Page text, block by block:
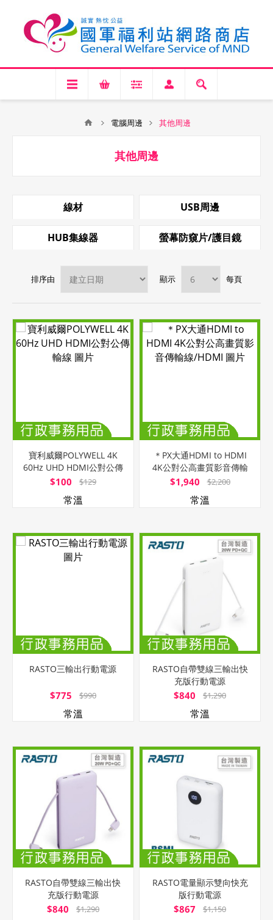
電腦周邊 其他周邊
其他周邊
線材 USB周邊
HUB集線器 螢幕防窺片/護目鏡
排序由 顯示 每頁
寶利威爾POLYWELL 4K
60Hz UHD HDMI公對公傳
輸線
$100 $129
常溫
＊PX大通HDMI to HDMI
4K公對公高畫質影音傳輸
線/HDMI
$1,940 $2,200
常溫
RASTO三輸出行動電源
$775 $990
常溫
RASTO自帶雙線三輸出快
充版行動電源
$840 $1,290
常溫
RASTO自帶雙線三輸出快
充版行動電源
$840 $1,290
RASTO電量顯示雙向快充
版行動電源
$867 $1,150